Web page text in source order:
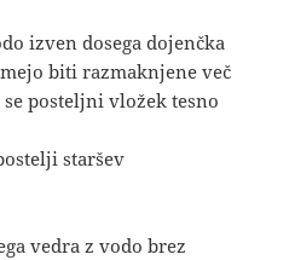
izven dosega dojenčka
biti razmaknjene več
posteljni vložek tesno
staršev
vedra z vodo brez